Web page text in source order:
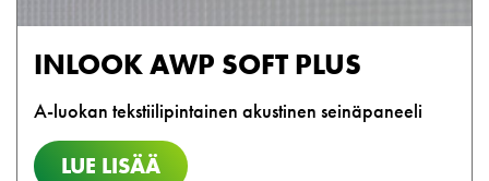
INLOOK AWP SOFT PLUS
A-luokan tekstiilipintainen akustinen seinäpaneeli
LUE LISÄÄ